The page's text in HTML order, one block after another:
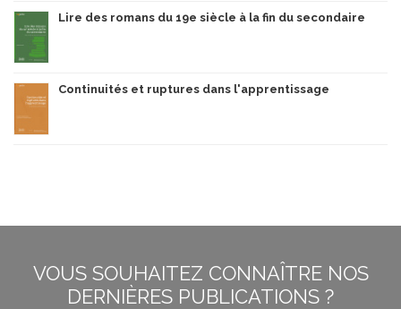
Lire des romans du 19e siècle à la fin du secondaire
Continuités et ruptures dans l'apprentissage
VOUS SOUHAITEZ CONNAÎTRE NOS
DERNIÈRES PUBLICATIONS ?